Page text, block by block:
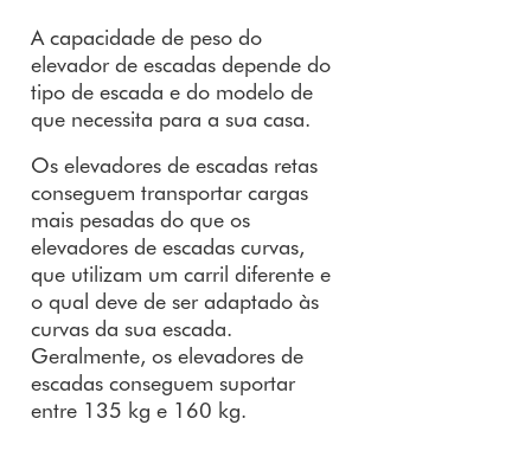
A capacidade de peso do
elevador de escadas depende do
tipo de escada e do modelo de
que necessita para a sua casa.
Os elevadores de escadas retas
conseguem transportar cargas
mais pesadas do que os
elevadores de escadas curvas,
que utilizam um carril diferente e
o qual deve de ser adaptado às
curvas da sua escada.
Geralmente, os elevadores de
escadas conseguem suportar
entre 135 kg e 160 kg.